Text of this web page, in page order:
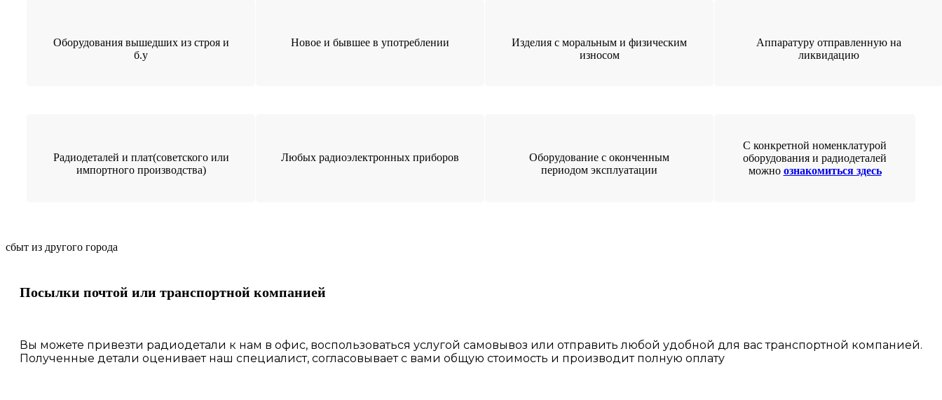
Оборудования вышедших из строя и
б.у
Новое и бывшее в употреблении
Изделия с моральным и физическим
износом
Аппаратуру отправленную на
ликвидацию
Радиодеталей и плат(советского или
импортного производства)
Любых радиоэлектронных приборов
Оборудование с оконченным
периодом эксплуатации
С конкретной номенклатурой
оборудования и радиодеталей
можно ознакомиться здесь
сбыт из другого города
Посылки почтой или транспортной компанией
Вы можете привезти радиодетали к нам в офис, воспользоваться услугой самовывоз или отправить любой удобной для вас транспортной компанией.
Полученные детали оценивает наш специалист, согласовываетс вами общую стоимость и производит полную оплату